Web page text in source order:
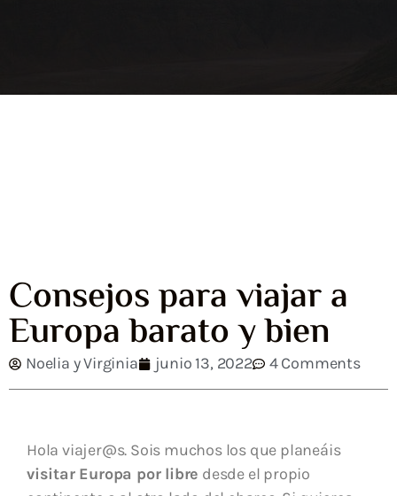
Consejos para viajar a
Europa barato y bien
Noelia y Virginia junio 13, 2022 4 Comments
Hola viajer@s. Sois muchos los que planeáis
visitar Europa por libre desde el propio